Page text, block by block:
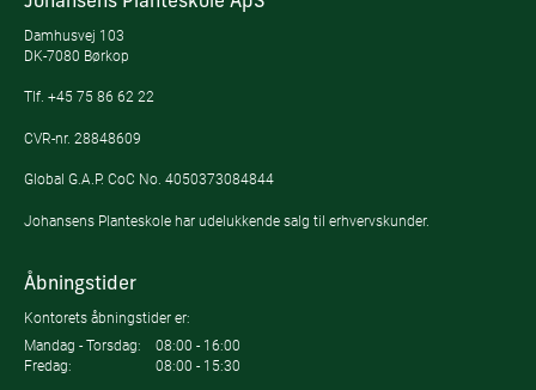
Damhusvej 103
DK-7080 Børkop
Tlf. +45 75 86 62 22
CVR-nr. 28848609
Global G.A.P. CoC No. 4050373084844
Johansens Planteskole har udelukkende salg til erhvervskunder.
Åbningstider
Kontorets åbningstider er:
Mandag - Torsdag:
08:00 - 16:00
Fredag:
08:00 - 15:30